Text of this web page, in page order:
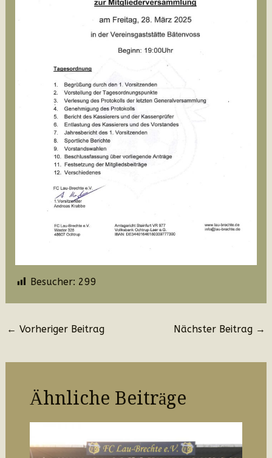
Besucher: 299
Beitragsnavigation
← Vorheriger Beitrag Nächster Beitrag →
Ähnliche Beiträge